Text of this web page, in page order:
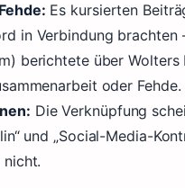
Es kursierten
in Verbindung brachten
berichtete über
oder Fehde.
Die Verknüpfung
und „Social-Media-